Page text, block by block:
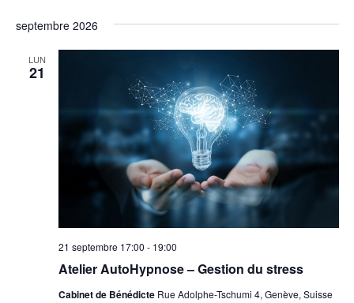
de
une
septembre 2026
LUN
21
Atelier AutoHypnose – Gestion du stress
21 septembre 17:00 - 19:00
Cabinet de Bénédicte Rue Adolphe-Tschumi 4, Genève, Suisse